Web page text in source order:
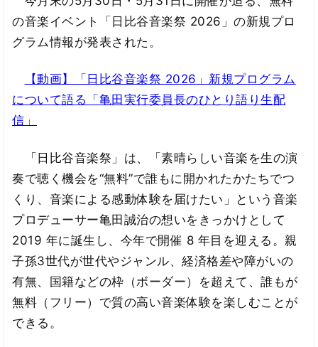
の音楽イベント「日比谷音楽祭 2026」の新規プロ
グラム情報が発表された。
【動画】「日比谷音楽祭 2026」新規プログラム
について語る「亀田実行委員長のひとり語り生配
信」
「日比谷音楽祭」は、「素晴らしい音楽を生の演
奏で聴く機会を“無料”で誰もに開かれたかたちでつ
くり、音楽による感動体験を届けたい」という音楽
プロデューサー亀田誠治の想いをきっかけとして
2019 年に誕生し、今年で開催 8 年目を迎える。親
子孫3世代が世代やジャンル、経済格差や障がいの
有無、国籍などの枠（ボーダー）を超えて、誰もが
無料（フリー）で質の高い音楽体験を楽しむことが
できる。